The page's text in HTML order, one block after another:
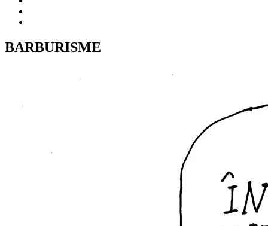
BARBURISME